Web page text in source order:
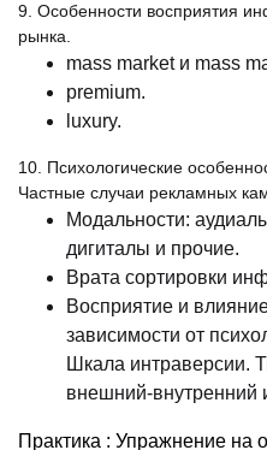
9. Особенности восприятия
рынка.
mass market и mass
premium.
luxury.
10. Психологические
Частные случаи рекламных
Модальности:
дигиталы и прочие.
Врата сортировки
Восприятие и
зависимости от
Шкала интраверсии.
внешний-внутренний
Практика : Упражнение на